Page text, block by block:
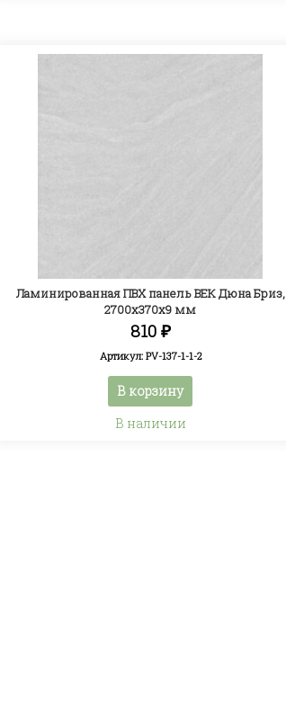
Ламинированная ПВХ панель ВЕК Дюна Бриз,
2700х370х9 мм
810 ₽
Артикул: PV-137-1-1-2
В корзину
В наличии